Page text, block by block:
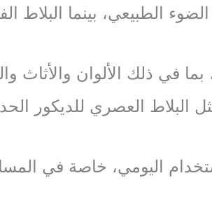
الطبيعي، بينما البلاط
في ذلك الألوان والأثاث
البلاط العصري للديكور
اليومي، خاصة في